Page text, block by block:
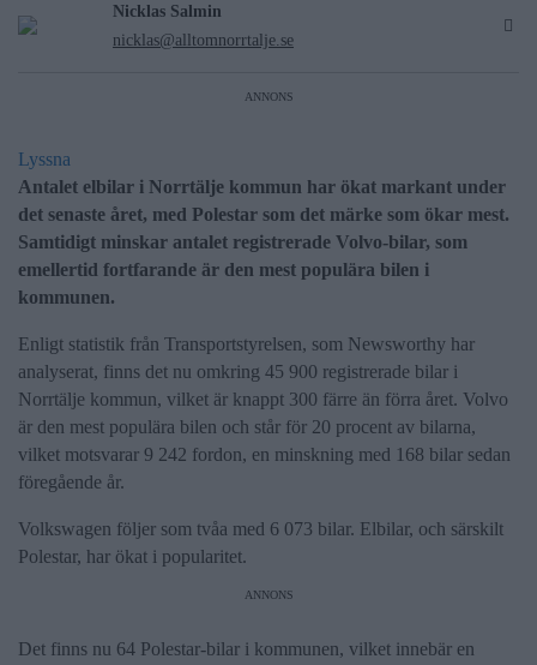
Nicklas Salmin
nicklas@alltomnorrtalje.se
ANNONS
Lyssna
Antalet elbilar i Norrtälje kommun har ökat markant under
det senaste året, med Polestar som det märke som ökar mest.
Samtidigt minskar antalet registrerade Volvo-bilar, som
emellertid fortfarande är den mest populära bilen i
kommunen.
Enligt statistik från Transportstyrelsen, som Newsworthy har
analyserat, finns det nu omkring 45 900 registrerade bilar i
Norrtälje kommun, vilket är knappt 300 färre än förra året. Volvo
är den mest populära bilen och står för 20 procent av bilarna,
vilket motsvarar 9 242 fordon, en minskning med 168 bilar sedan
föregående år.
Volkswagen följer som tvåa med 6 073 bilar. Elbilar, och särskilt
Polestar, har ökat i popularitet.
ANNONS
Det finns nu 64 Polestar-bilar i kommunen, vilket innebär en